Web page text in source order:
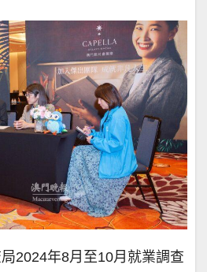
2024年8月至10月就業調查